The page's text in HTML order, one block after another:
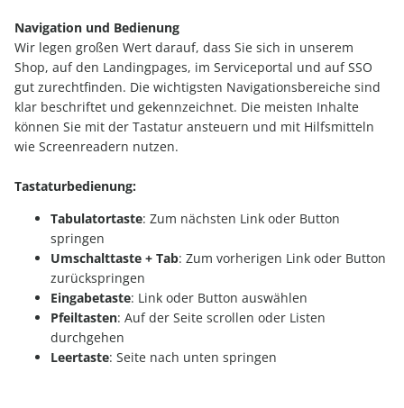
Navigation und Bedienung
Wir legen großen Wert darauf, dass Sie sich in unserem
Shop, auf den Landingpages, im Serviceportal und auf SSO
gut zurechtfinden. Die wichtigsten Navigationsbereiche sind
klar beschriftet und gekennzeichnet. Die meisten Inhalte
können Sie mit der Tastatur ansteuern und mit Hilfsmitteln
wie Screenreadern nutzen.
Tastaturbedienung:
Tabulatortaste: Zum nächsten Link oder Button
springen
Umschalttaste + Tab: Zum vorherigen Link oder Button
zurückspringen
Eingabetaste: Link oder Button auswählen
Pfeiltasten: Auf der Seite scrollen oder Listen
durchgehen
Leertaste: Seite nach unten springen